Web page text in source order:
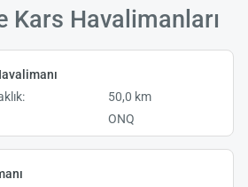
Kars Havalimanları
50,0 km
ONQ